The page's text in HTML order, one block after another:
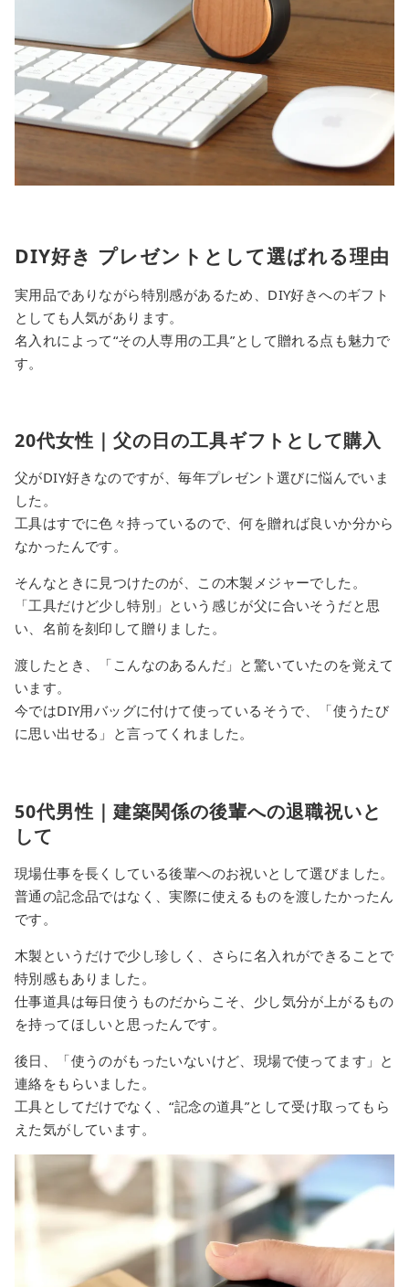
DIY好き プレゼントとして選ばれる理由
実用品でありながら特別感があるため、DIY好きへのギフト
としても人気があります。
名入れによって“その人専用の工具”として贈れる点も魅力で
す。
20代女性｜父の日の工具ギフトとして購入
父がDIY好きなのですが、毎年プレゼント選びに悩んでいま
した。
工具はすでに色々持っているので、何を贈れば良いか分から
なかったんです。
そんなときに見つけたのが、この木製メジャーでした。
「工具だけど少し特別」という感じが父に合いそうだと思
い、名前を刻印して贈りました。
渡したとき、「こんなのあるんだ」と驚いていたのを覚えて
います。
今ではDIY用バッグに付けて使っているそうで、「使うたび
に思い出せる」と言ってくれました。
50代男性｜建築関係の後輩への退職祝いと
して
現場仕事を長くしている後輩へのお祝いとして選びました。
普通の記念品ではなく、実際に使えるものを渡したかったん
です。
木製というだけで少し珍しく、さらに名入れができることで
特別感もありました。
仕事道具は毎日使うものだからこそ、少し気分が上がるもの
を持ってほしいと思ったんです。
後日、「使うのがもったいないけど、現場で使ってます」と
連絡をもらいました。
工具としてだけでなく、“記念の道具”として受け取ってもら
えた気がしています。